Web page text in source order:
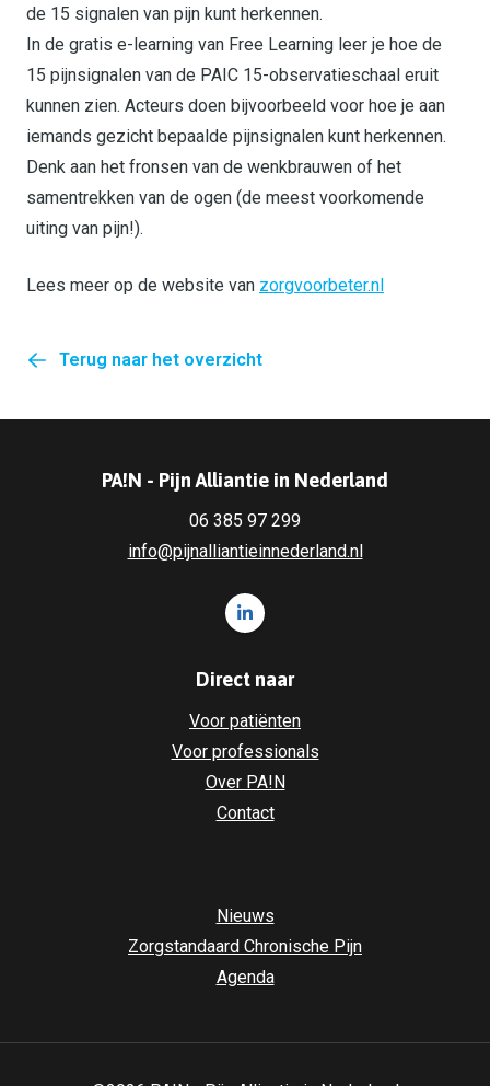
de 15 signalen van pijn kunt herkennen.
In de gratis e-learning van Free Learning leer je hoe de
15 pijnsignalen van de PAIC 15-observatieschaal eruit
kunnen zien. Acteurs doen bijvoorbeeld voor hoe je aan
iemands gezicht bepaalde pijnsignalen kunt herkennen.
Denk aan het fronsen van de wenkbrauwen of het
samentrekken van de ogen (de meest voorkomende
uiting van pijn!).
Lees meer op de website van zorgvoorbeter.nl
Terug naar het overzicht
PA!N - Pijn Alliantie in Nederland
06 385 97 299
info@pijnalliantieinnederland.nl
Volg ons op LinkedIn PA!N -
Direct naar
Voor patiënten
Voor professionals
Over PA!N
Contact
Nieuws
Zorgstandaard Chronische Pijn
Agenda